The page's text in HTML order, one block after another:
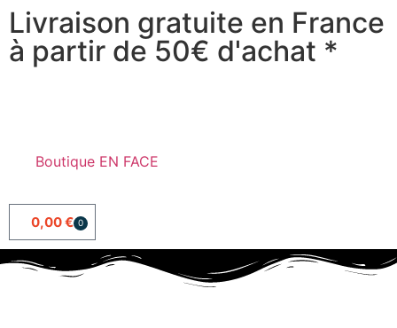
Livraison gratuite en France
à partir de 50€ d'achat *
Boutique EN FACE
0,00€ 0